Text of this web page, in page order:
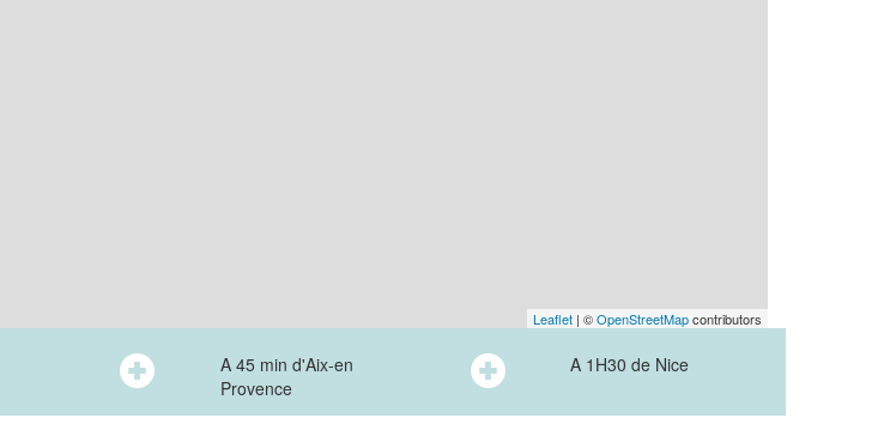
Leaflet | ©OpenStreetMapcontributors
A 45 min d'Aix-en
Provence
A 1H30 de Nice